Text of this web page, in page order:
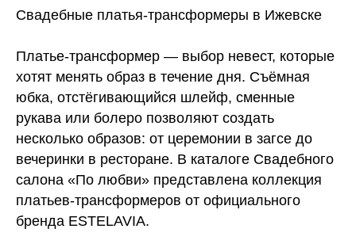
Свадебные платья-трансформеры в Ижевске
Платье-трансформер — выбор невест, которые
хотят менять образ в течение дня. Съёмная
юбка, отстёгивающийся шлейф, сменные
рукава или болеро позволяют создать
несколько образов: от церемонии в загсе до
вечеринки в ресторане. В каталоге Свадебного
салона «По любви» представлена коллекция
платьев-трансформеров от официального
бренда ESTELAVIA.